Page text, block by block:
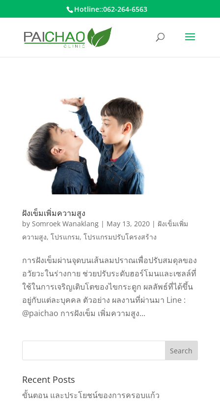
Hotline::062-264-6563
ฝังเข็มเพิ่มความสูง
by Somroek Wanaklang| May 13, 2020| ฝังเข็มเพิ่ม
ความสูง, โปรแกรม, โปรแกรมปรับโครงสร้าง
การฝังเข็มผ่านจุดบนเส้นลมปราณเพื่อปรับสมดุลของ
อวัยวะในร่างกาย ช่วยปรับระดับฮอร์โมนและเซลล์ที่
ใช้ในการเจริญเติบโตของไขกระดูก ผลลัพธ์ที่ได้ขึ้น
อยู่กับแต่ละบุคคล ตัวอย่าง ผลงานที่ผ่านมา Line :
@paichao การฝังเข็ม เพิ่มความสูง...
Recent Posts
ขั้นตอน และประโยชน์ของการครอบแก้ว